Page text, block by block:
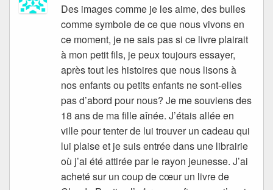
Des images comme je les aime, des bulles
comme symbole de ce que nous vivons en
ce moment, je ne sais pas si ce livre plairait
à mon petit fils, je peux toujours essayer,
après tout les histoires que nous lisons à
nos enfants ou petits enfants ne sont-elles
pas d’abord pour nous? Je me souviens des
18 ans de ma fille aînée. J’étais allée en
ville pour tenter de lui trouver un cadeau qui
lui plaise et je suis entrée dans une librairie
où j’ai été attirée par le rayon jeunesse. J’ai
acheté sur un coup de cœur un livre de